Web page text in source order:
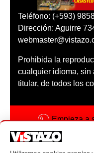
Teléfono: (+593)
Dirección: Aguirre
Prohibida la
cualquier idioma, sin
titular, de todos los
Empieza a